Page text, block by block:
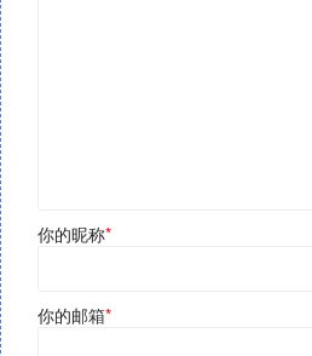
你的昵称*
你的邮箱*